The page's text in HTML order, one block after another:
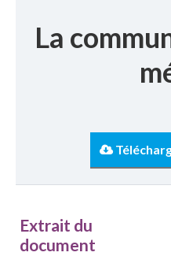
La
Extrait du
document